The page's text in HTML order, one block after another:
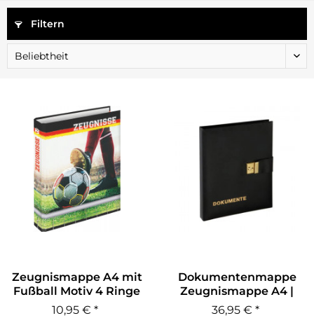
Filtern
Zeugnismappe A4 mit
Fußball Motiv 4 Ringe
10,95 € *
Dokumentenmappe
Zeugnismappe A4 |
Kunstleder...
36,95 € *